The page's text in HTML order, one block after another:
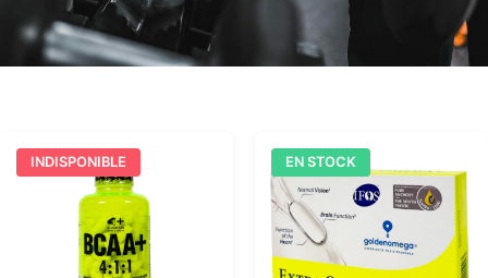
INDISPONIBLE EN STOCK